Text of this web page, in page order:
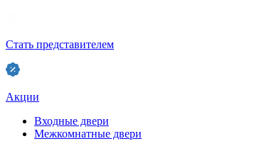
Стать представителем
Акции
Входные двери
Межкомнатные двери